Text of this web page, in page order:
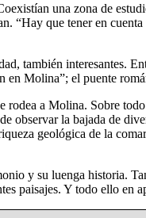
una zona de
“Hay que tener en
también interesantes.
en Molina”; el puente
a Molina. Sobre
la bajada de
geológica de la
y su luenga historia.
paisajes. Y todo ello